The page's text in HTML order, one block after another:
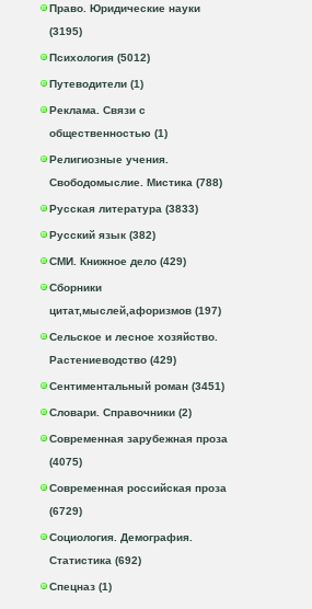
Право. Юридические науки
(3195)
Психология (5012)
Путеводители (1)
Реклама. Связи с
общественностью (1)
Религиозные учения.
Свободомыслие. Мистика (788)
Русская литература (3833)
Русский язык (382)
СМИ. Книжное дело (429)
Сборники
цитат,мыслей,афоризмов (197)
Сельское и лесное хозяйство.
Растениеводство (429)
Сентиментальный роман (3451)
Словари. Справочники (2)
Современная зарубежная проза
(4075)
Современная российская проза
(6729)
Социология. Демография.
Статистика (692)
Спецназ (1)